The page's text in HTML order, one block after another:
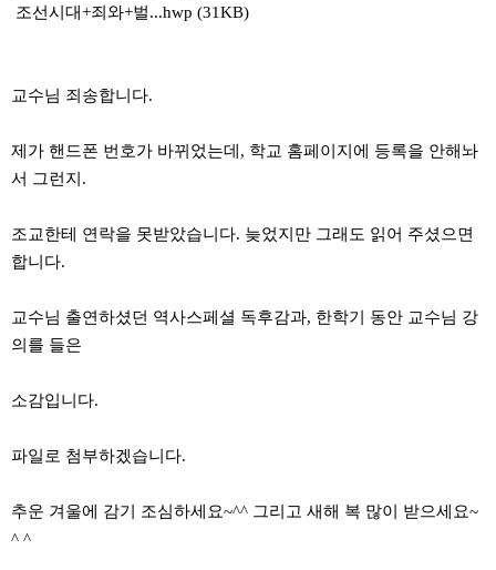
조선시대+죄와+벌...hwp (31KB)
교수님 죄송합니다.
제가 핸드폰 번호가 바뀌었는데, 학교 홈페이지에 등록을 안해놔
서 그런지.
조교한테 연락을 못받았습니다. 늦었지만 그래도 읽어 주셨으면
합니다.
교수님 출연하셨던 역사스페셜 독후감과, 한학기 동안 교수님 강
의를 들은
소감입니다.
파일로 첨부하겠습니다.
추운 겨울에 감기 조심하세요~^^ 그리고 새해 복 많이 받으세요~
^ ^